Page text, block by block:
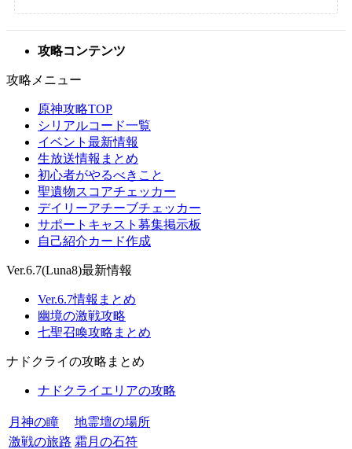
攻略コンテンツ
攻略メニュー
原神攻略TOP
シリアルコード一覧
イベント最新情報
生放送情報まとめ
初心者がやるべきこと
聖遺物スコアチェッカー
デイリーアチーブチェッカー
サポートキャスト募集掲示板
自己紹介カード作成
Ver.6.7(Luna8)最新情報
Ver.6.7情報まとめ
幽境の激戦攻略
七聖召喚攻略まとめ
ナドクライの攻略まとめ
ナドクライエリアの攻略
月神の瞳
地霊壇の場所
激戦の旅路 霜月の石符